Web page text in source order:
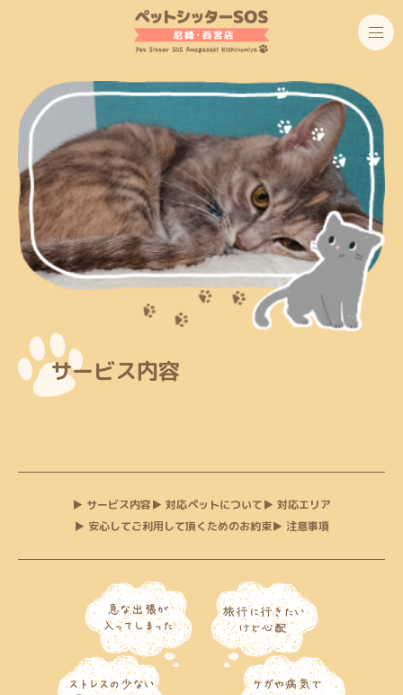
サービス内容
サービス内容 対応ペットについて
対応エリア
安心してご利用して頂くためのお約束
注意事項